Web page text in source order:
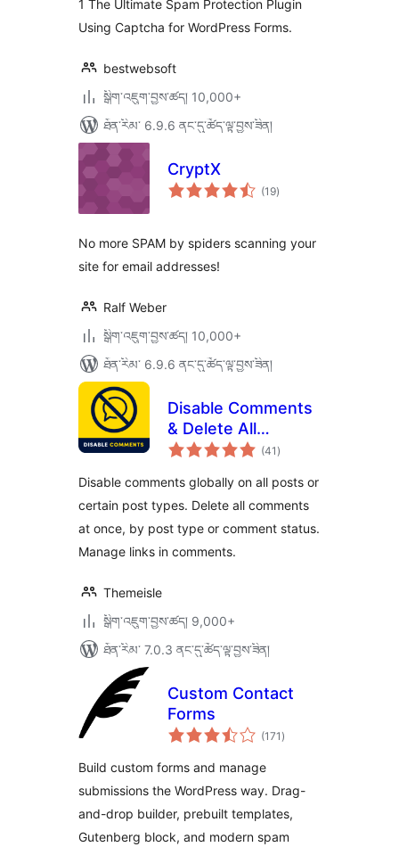
OCR-Friendly
Captcha for Site
1 The Ultimate Spam Protection Plugin
Using Captcha for WordPress Forms.
bestwebsoft
སྒྲིག་འཇུག་བྱས་ཚད། 10,000+
ཐོན་རིམ་ 6.9.6 ནང་དུ་ཚོད་ལྟ་བྱས་ཟིན།
CryptX
(19གདེང་
འཇོག་
)
No more SPAM by spiders scanning your
site for email addresses!
Ralf Weber
སྒྲིག་འཇུག་བྱས་ཚད། 10,000+
ཐོན་རིམ་ 6.9.6 ནང་དུ་ཚོད་ལྟ་བྱས་ཟིན།
Disable Comments
& Delete All
Comments
(41 གདེང་
འཇོག་
ཚང་།
)
Disable comments globally on all posts or
certain post types. Delete all comments
at once, by post type or comment status.
Manage links in comments.
Themeisle
སྒྲིག་འཇུག་བྱས་ཚད། 9,000+
ཐོན་རིམ་ 7.0.3 ནང་དུ་ཚོད་ལྟ་བྱས་ཟིན།
Custom Contact
Forms
(171 གདེང་
འཇོག་
)
Build custom forms and manage
submissions the WordPress way. Drag-
and-drop builder, prebuilt templates,
Gutenberg block, and modern spam